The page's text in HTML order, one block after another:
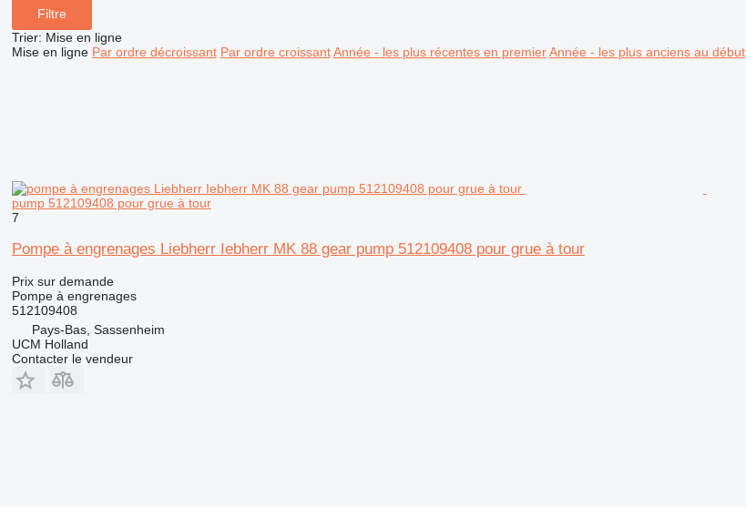
Filtre
Trier: Mise en ligne
Mise en ligne Par ordre décroissant Par ordre croissant Année - les plus récentes en premier Année - les plus anciens au début
pump 512109408 pour grue à tour
7
Pompe à engrenages Liebherr Iebherr MK 88 gear pump 512109408 pour grue à tour
Prix sur demande
Pompe à engrenages
512109408
Pays-Bas, Sassenheim
UCM Holland
Contacter le vendeur